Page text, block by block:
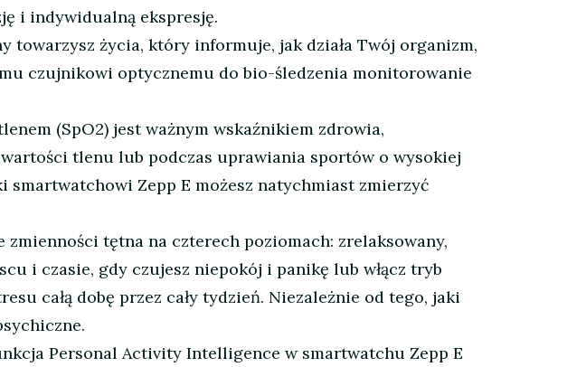
i indywidualną ekspresję.
towarzysz życia, który informuje, jak działa Twój organizm,
czujnikowi optycznemu do bio-śledzenia monitorowanie
(SpO2) jest ważnym wskaźnikiem zdrowia,
tlenu lub podczas uprawiania sportów o wysokiej
Zepp E możesz natychmiast zmierzyć
zmienności tętna na czterech poziomach: zrelaksowany,
i czasie, gdy czujesz niepokój i panikę lub włącz tryb
całą dobę przez cały tydzień. Niezależnie od tego, jaki
Personal Activity Intelligence w smartwatchu Zepp E